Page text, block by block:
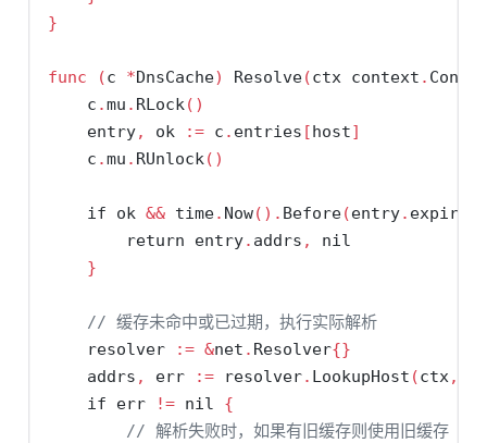
}
func (c *DnsCache) Resolve(ctx context .
    c
.mu . RLock()
    entry
, ok := c . entries [host]
    c
.mu . RUnlock()
if ok && time. Now(). Before(entry.
return entry. addrs ,
nil
}
// 缓存未命中或已过期，执行实际解析
    resolver
:= &net . Resolver{}
    addrs
, err := resolver. LookupHost (ctx,
if err != nil
{
// 解析失败时，如果有旧缓存则使用旧缓存